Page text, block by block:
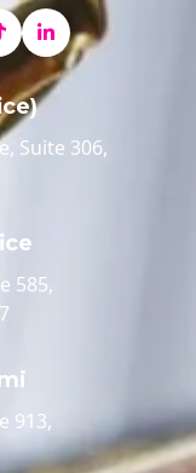
Suite 306,
585,
913,